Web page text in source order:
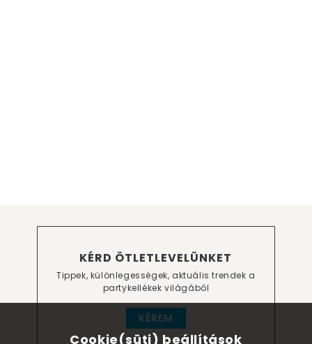
KÉRD ÖTLETLEVELÜNKET
Tippek, különlegességek, aktuális trendek a
partykellékek világából
KÉREM
Cookie(süti) beállítások